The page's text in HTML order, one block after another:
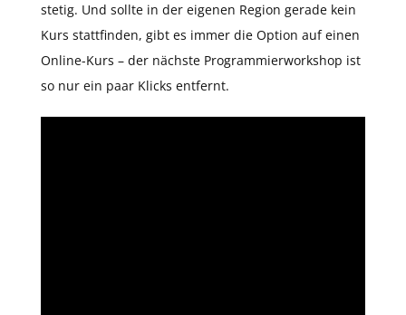
stetig. Und sollte in der eigenen Region gerade kein
Kurs stattfinden, gibt es immer die Option auf einen
Online-Kurs – der nächste Programmierworkshop ist
so nur ein paar Klicks entfernt.